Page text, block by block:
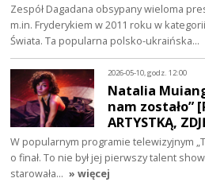
Zespół Dagadana obsypany wieloma
m.in. Fryderykiem w 2011 roku w
Świata. Ta popularna polsko-ukraińska…
2026-05-10, godz. 12:00
Natalia
nam zostało”
ARTYSTKĄ,
W popularnym programie telewizyjnym
o finał. To nie był jej pierwszy talent
starowała… » więcej